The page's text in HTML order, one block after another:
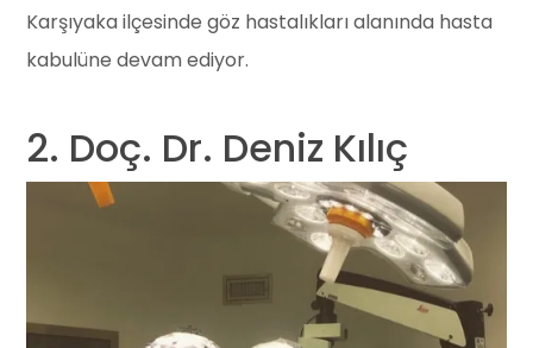
Karşıyaka ilçesinde göz hastalıkları alanında hasta
kabulüne devam ediyor.
2. Doç. Dr. Deniz Kılıç